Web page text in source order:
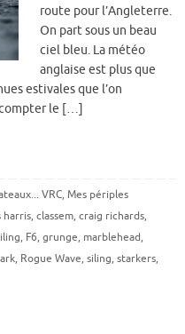
route pour l’Angleterre.
On part sous un beau
ciel bleu. La météo
anglaise est plus que
estivales que l’on
compter le […]
VRC, Mes périples
harris, classem, craig richards,
, F6, grunge, marblehead,
, Rogue Wave, siling, starkers,